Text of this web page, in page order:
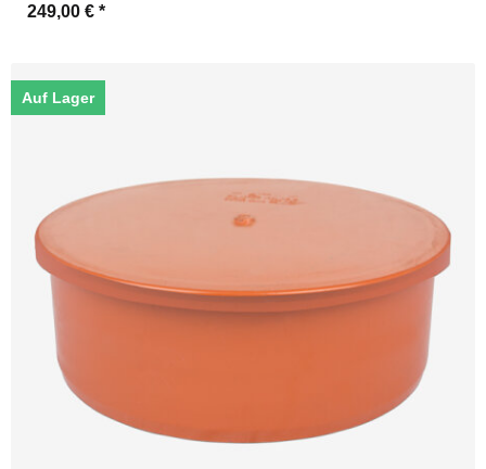
249,00 € *
Auf Lager